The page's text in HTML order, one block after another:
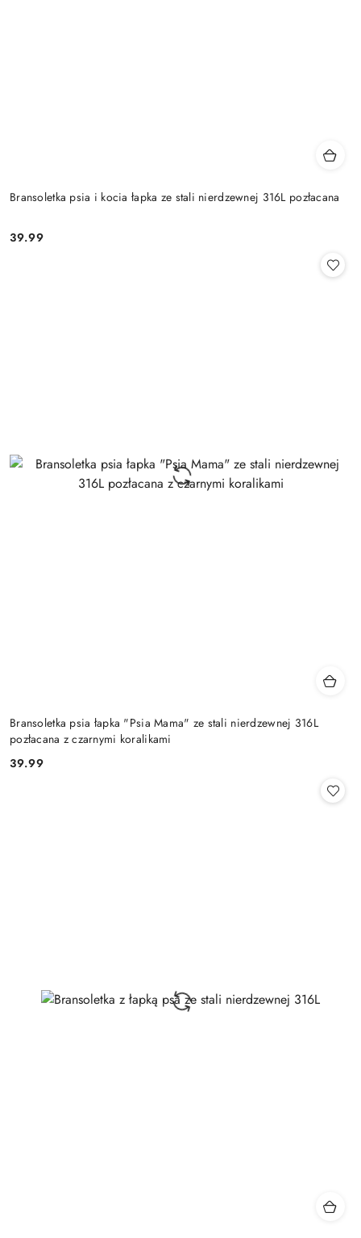
Bransoletka psia i kocia łapka ze stali nierdzewnej 316L pozłacana
Cena:
39.99
Bransoletka psia łapka "Psia Mama" ze stali nierdzewnej 316L
pozłacana z czarnymi koralikami
Cena:
39.99